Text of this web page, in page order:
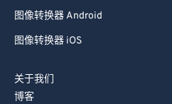
图像转换器 Android
图像转换器 iOS
关于我们
博客